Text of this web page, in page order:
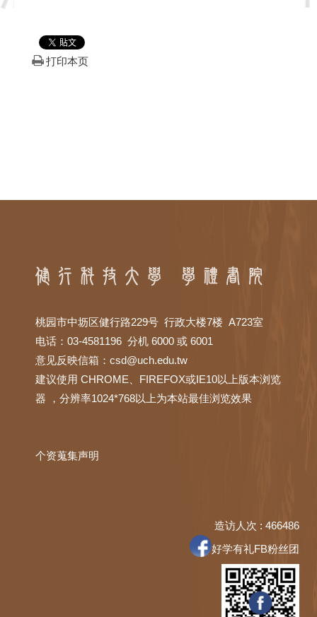
打印本页
桃园市中坜区健行路229号 行政大楼7楼 A723室
电话：03-4581196 分机 6000 或 6001
意见反映信箱： csd@uch.edu.tw
建议使用 CHROME、FIREFOX或IE10以上版本浏览
器 ，分辨率1024*768以上为本站最佳浏览效果
个资蒐集声明
造访人次 : 466486
好学有礼FB粉丝团